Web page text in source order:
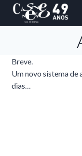
Pular
Breve.
Um novo sistema de
dias…